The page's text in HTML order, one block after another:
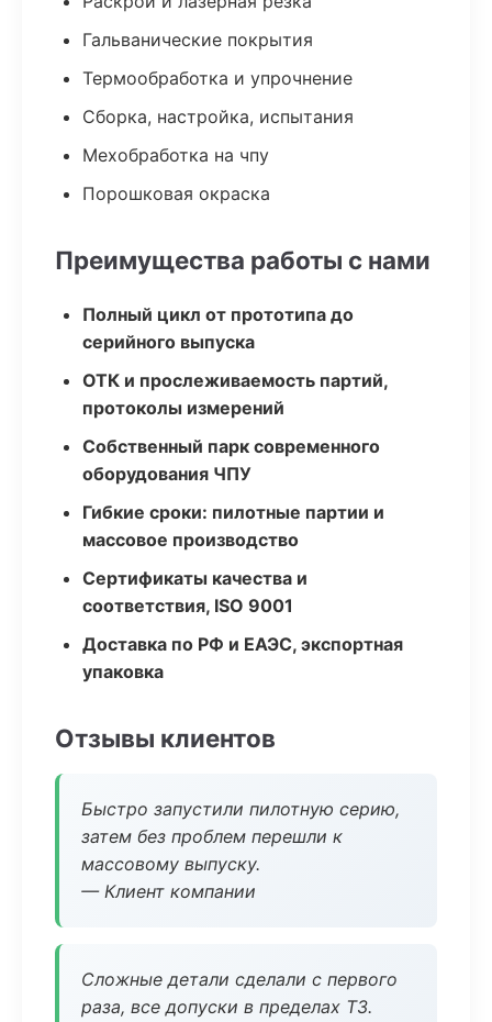
Гальванические покрытия
Термообработка и упрочнение
Сборка, настройка, испытания
Мехобработка на чпу
Порошковая окраска
Преимущества работы с нами
Полный цикл от прототипа до
серийного выпуска
ОТК и прослеживаемость партий,
протоколы измерений
Собственный парк современного
оборудования ЧПУ
Гибкие сроки: пилотные партии и
массовое производство
Сертификаты качества и
соответствия, ISO 9001
Доставка по РФ и ЕАЭС, экспортная
упаковка
Отзывы клиентов
Быстро запустили пилотную серию,
затем без проблем перешли к
массовому выпуску.
— Клиент компании
Сложные детали сделали с первого
раза, все допуски в пределах ТЗ.